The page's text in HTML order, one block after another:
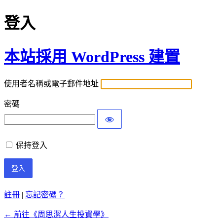
登入
本站採用 WordPress 建置
使用者名稱或電子郵件地址
密碼
保持登入
註冊 | 忘記密碼？
← 前往《周思潔人生投資學》